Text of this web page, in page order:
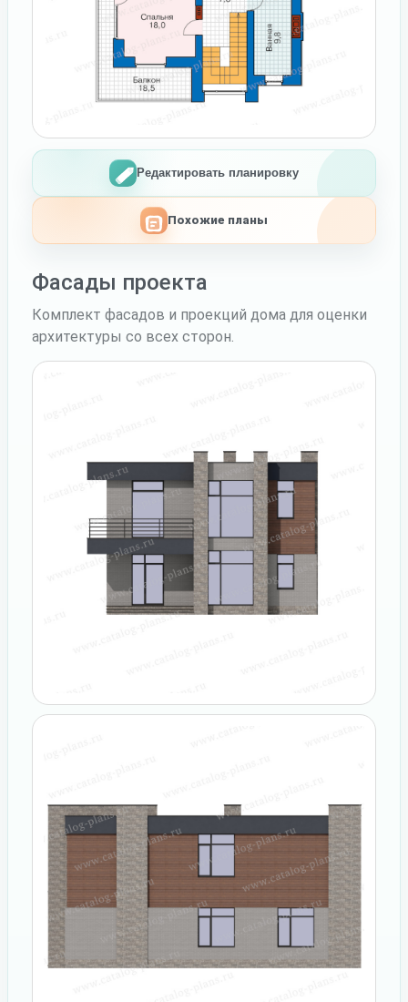
Редактировать планировку
Похожие планы
Фасады проекта
Комплект фасадов и проекций дома для оценки
архитектуры со всех сторон.